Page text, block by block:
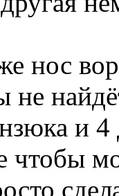
нос
не
и 4
чтобы